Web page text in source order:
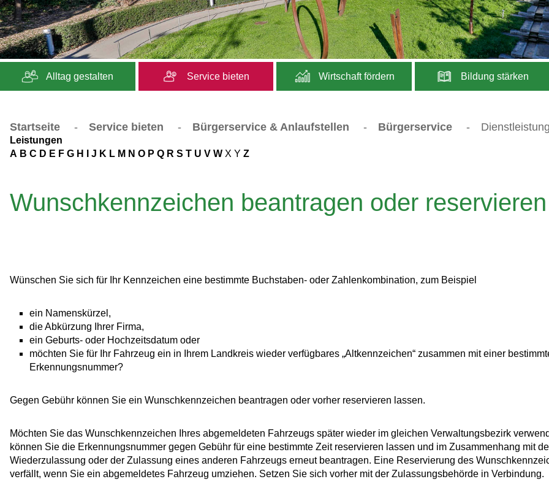
Alltag gestalten Service bieten Wirtschaft fördern Bildung stärken
Startseite - Service bieten - Bürgerservice & Anlaufstellen - Bürgerservice -
Leistungen
A B C D E F G H J K L M N O P Q R S T U V W X Y Z
Wunschkennzeichen beantragen oder reservieren
Wünschen Sie sich für Ihr Kennzeichen eine bestimmte Buchstaben- oder Zahlenkombination, zum Beispiel
ein Namenskürzel,
die Abkürzung Ihrer Firma,
ein Geburts- oder Hochzeitsdatum oder
möchten Sie für Ihr Fahrzeug ein in Ihrem Landkreis wieder verfügbares „Altkennzeichen“ zusammen mit einer
Erkennungsnummer?
Gegen Gebühr können Sie ein Wunschkennzeichen beantragen oder vorher reservieren lassen.
Möchten Sie das Wunschkennzeichen Ihres abgemeldeten Fahrzeugs später wieder im gleichen Verwaltungsbezirk
können Sie die Erkennungsnummer gegen Gebühr für eine bestimmte Zeit reservieren lassen und im Zusammenhang mit
Wiederzulassung oder der Zulassung eines anderen Fahrzeugs erneut beantragen. Eine Reservierung des
verfällt, wenn Sie ein abgemeldetes Fahrzeug umziehen. Setzen Sie sich vorher mit der Zulassungsbehörde in Verbindung.